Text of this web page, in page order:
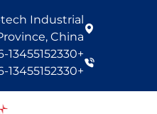
Industrial
China
+86-13455152330
+86-13455152330